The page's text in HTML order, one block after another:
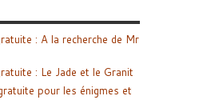
: A la recherche de Mr
: Le Jade et le Granit
pour les énigmes et